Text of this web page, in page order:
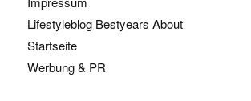
Lifestyleblog Bestyears About
Startseite
Werbung & PR